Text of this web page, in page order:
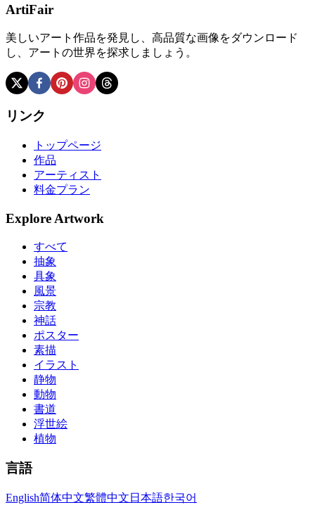
ArtiFair
美しいアート作品を発見し、高品質な画像をダウンロード
し、アートの世界を探求しましょう。
リンク
トップページ
作品
アーティスト
料金プラン
Explore Artwork
すべて
抽象
具象
風景
宗教
神話
ポスター
素描
イラスト
静物
動物
書道
浮世絵
植物
言語
English简体中文繁體中文 日本語한국어